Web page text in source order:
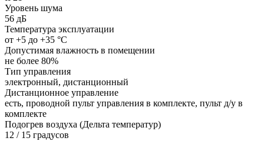
Уровень шума
56 дБ
Температура эксплуатации
от +5 до +35 °С
Допустимая влажность в помещении
не более 80%
Тип управления
электронный, дистанционный
Дистанционное управление
есть, проводной пульт управления в комплекте, пульт д/у в
комплекте
Подогрев воздуха (Дельта температур)
12 / 15 градусов